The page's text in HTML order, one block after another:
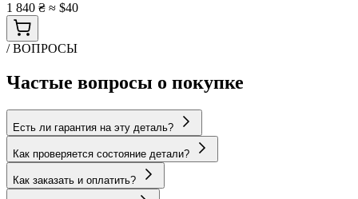
1 840 ₴ ≈ $40
/ ВОПРОСЫ
Частые вопросы о покупке
Есть ли гарантия на эту деталь?
Как проверяется состояние детали?
Как заказать и оплатить?